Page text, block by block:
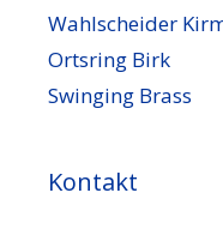
Wahlscheider
Ortsring Birk
Swinging Brass
Kontakt